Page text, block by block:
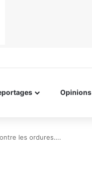
Opinions
les ordures….